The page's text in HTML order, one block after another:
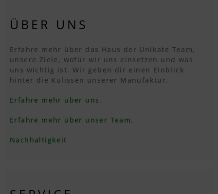
ÜBER UNS
Erfahre mehr über das Haus der Unikate Team,
unsere Ziele, wofür wir uns einsetzen und was
uns wichtig ist. Wir geben dir einen Einblick
hinter die Kulissen unserer Manufaktur.
Erfahre mehr über uns.
Erfahre mehr über unser Team.
Nachhaltigkeit